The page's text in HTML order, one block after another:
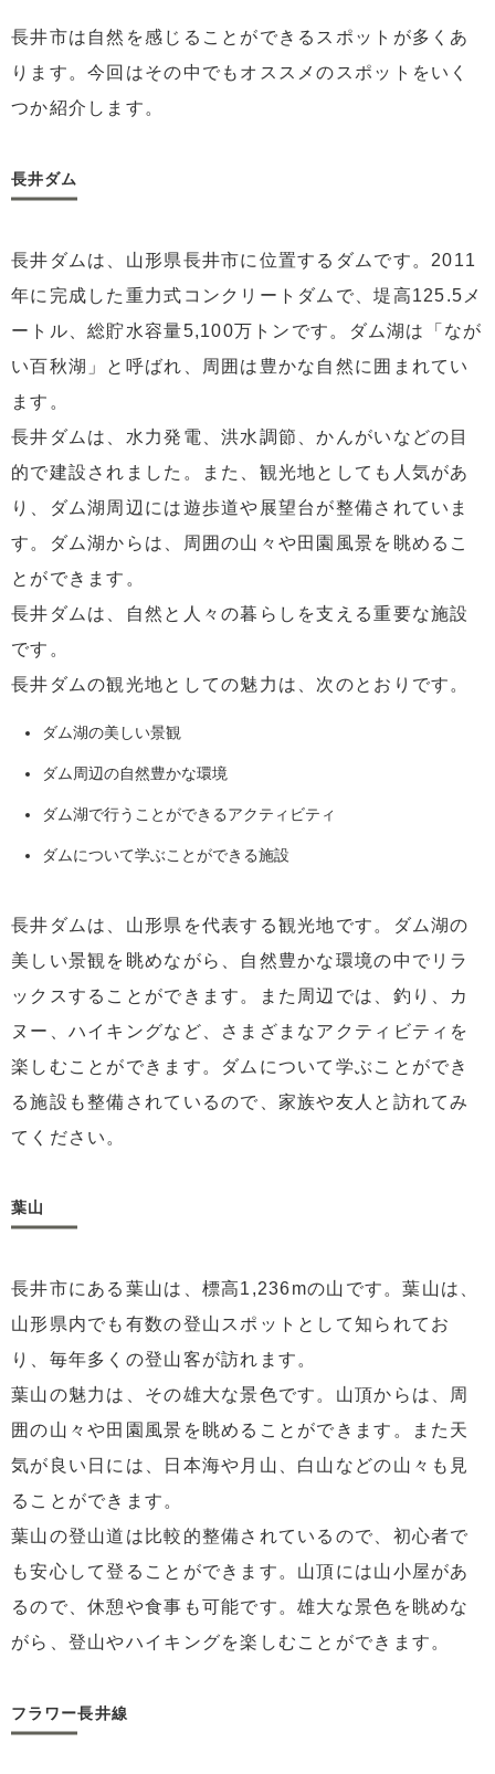
長井市は自然を感じることができるスポットが多くあ
ります。今回はその中でもオススメのスポットをいく
つか紹介します。
長井ダム
長井ダムは、山形県長井市に位置するダムです。2011
年に完成した重力式コンクリートダムで、堤高125.5メ
ートル、総貯水容量5,100万トンです。ダム湖は「なが
い百秋湖」と呼ばれ、周囲は豊かな自然に囲まれてい
ます。
長井ダムは、水力発電、洪水調節、かんがいなどの目
的で建設されました。また、観光地としても人気があ
り、ダム湖周辺には遊歩道や展望台が整備されていま
す。ダム湖からは、周囲の山々や田園風景を眺めるこ
とができます。
長井ダムは、自然と人々の暮らしを支える重要な施設
です。
長井ダムの観光地としての魅力は、次のとおりです。
ダム湖の美しい景観
ダム周辺の自然豊かな環境
ダム湖で行うことができるアクティビティ
ダムについて学ぶことができる施設
長井ダムは、山形県を代表する観光地です。ダム湖の
美しい景観を眺めながら、自然豊かな環境の中でリラ
ックスすることができます。また周辺では、釣り、カ
ヌー、ハイキングなど、さまざまなアクティビティを
楽しむことができます。ダムについて学ぶことができ
る施設も整備されているので、家族や友人と訪れてみ
てください。
葉山
長井市にある葉山は、標高1,236mの山です。葉山は、
山形県内でも有数の登山スポットとして知られてお
り、毎年多くの登山客が訪れます。
葉山の魅力は、その雄大な景色です。山頂からは、周
囲の山々や田園風景を眺めることができます。また天
気が良い日には、日本海や月山、白山などの山々も見
ることができます。
葉山の登山道は比較的整備されているので、初心者で
も安心して登ることができます。山頂には山小屋があ
るので、休憩や食事も可能です。雄大な景色を眺めな
がら、登山やハイキングを楽しむことができます。
フラワー長井線